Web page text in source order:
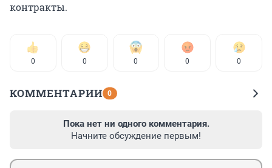
контракты.
0 0 0 0 0
КОММЕНТАРИИ 0
Пока нет ни одного комментария.
Начните обсуждение первым!